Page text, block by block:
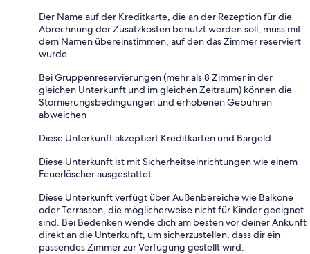
Der Name auf der Kreditkarte, die an der Rezeption für die
Abrechnung der Zusatzkosten benutzt werden soll, muss mit
dem Namen übereinstimmen, auf den das Zimmer reserviert
wurde
Bei Gruppenreservierungen (mehr als 8 Zimmer in der
gleichen Unterkunft und im gleichen Zeitraum) können die
Stornierungsbedingungen und erhobenen Gebühren
abweichen
Diese Unterkunft akzeptiert Kreditkarten und Bargeld.
Diese Unterkunft ist mit Sicherheitseinrichtungen wie einem
Feuerlöscher ausgestattet
Diese Unterkunft verfügt über Außenbereiche wie Balkone
oder Terrassen, die möglicherweise nicht für Kinder geeignet
sind. Bei Bedenken wende dich am besten vor deiner Ankunft
direkt an die Unterkunft, um sicherzustellen, dass dir ein
passendes Zimmer zur Verfügung gestellt wird.